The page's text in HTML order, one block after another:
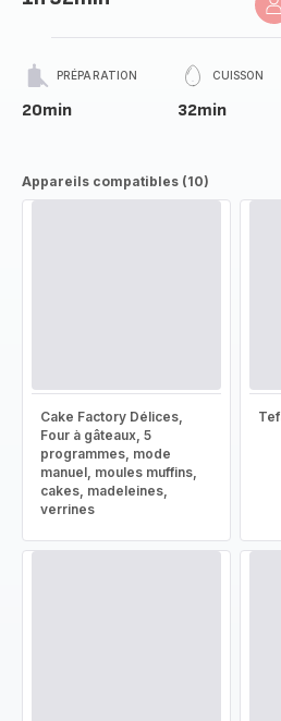
PRÉPARATION
20min
CUISSON
32min
Appareils compatibles (10)
Cake Factory Délices,
Four à gâteaux, 5
programmes, mode
manuel, moules muffins,
cakes, madeleines,
verrines